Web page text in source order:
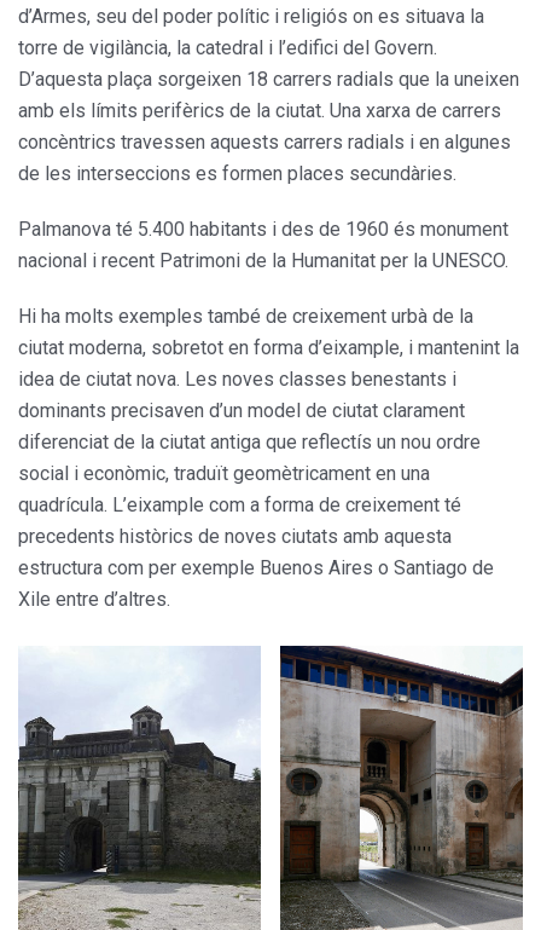
d’Armes, seu del poder polític i religiós on es situava la
torre de vigilància, la catedral i l’edifici del Govern.
D’aquesta plaça sorgeixen 18 carrers radials que la uneixen
amb els límits perifèrics de la ciutat. Una xarxa de carrers
concèntrics travessen aquests carrers radials i en algunes
de les interseccions es formen places secundàries.
Palmanova té 5.400 habitants i des de 1960 és monument
nacional i recent Patrimoni de la Humanitat per la UNESCO.
Hi ha molts exemples també de creixement urbà de la
ciutat moderna, sobretot en forma d’eixample, i mantenint la
idea de ciutat nova. Les noves classes benestants i
dominants precisaven d’un model de ciutat clarament
diferenciat de la ciutat antiga que reflectís un nou ordre
social i econòmic, traduït geomètricament en una
quadrícula. L’eixample com a forma de creixement té
precedents històrics de noves ciutats amb aquesta
estructura com per exemple Buenos Aires o Santiago de
Xile entre d’altres.